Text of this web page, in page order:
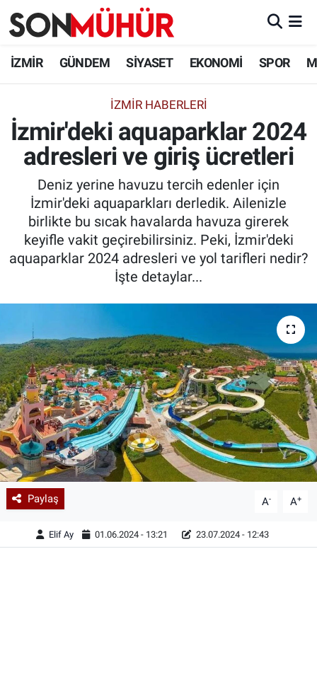
İZMİR GÜNDEM SİYASET EKONOMİ SPOR
İZMIR HABERLERI
İzmir'deki aquaparklar 2024
adresleri ve giriş ücretleri
Deniz yerine havuzu tercih edenler için
İzmir'deki aquaparkları derledik. Ailenizle
birlikte bu sıcak havalarda havuza girerek
keyifle vakit geçirebilirsiniz. Peki, İzmir'deki
aquaparklar 2024 adresleri ve yol tarifleri nedir?
İşte detaylar...
Paylaş A- A+
Elif Ay 01.06.2024 - 13:21 23.07.2024 - 12:43
İzmir Nöbetçi Eczaneler
İzmir Namaz Vakitleri
İzmir Trafik Yoğunluk Haritası
Süper Lig Puan Durumu ve Fikstür
Tüm Manşetler
Son Dakika Haberleri
Haber Arşivi